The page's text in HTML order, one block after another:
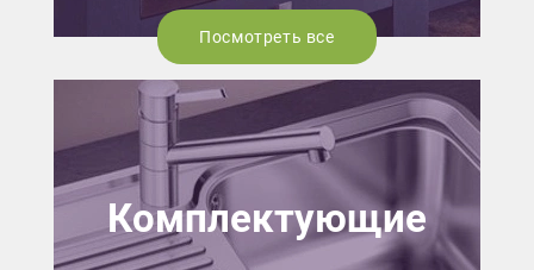
Посмотреть все
Комплектующие